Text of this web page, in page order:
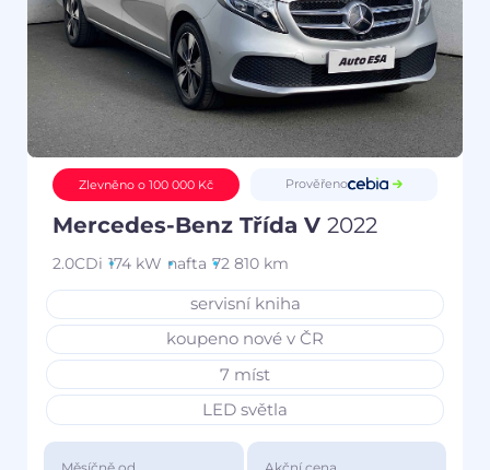
Zlevněno o 100 000 Kč Prověřeno
Mercedes-Benz Třída V 2022
2.0CDi 174 kW nafta 72 810 km
servisní kniha
koupeno nové v ČR
7 míst
LED světla